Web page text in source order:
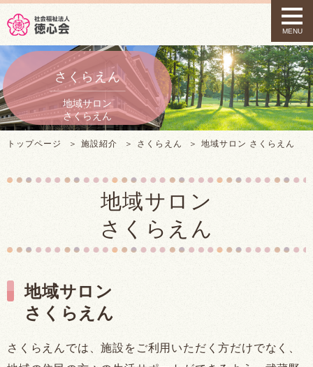
t
o
g
l
e
n
a
v
i
a
MENU
さくらえん
トップページ 施設紹介 さくらえん 地域サロン さくらえん
地域サロン
さくらえん
地域サロン
さくらえん
さくらえんでは、施設をご利用いただく方だけでなく、